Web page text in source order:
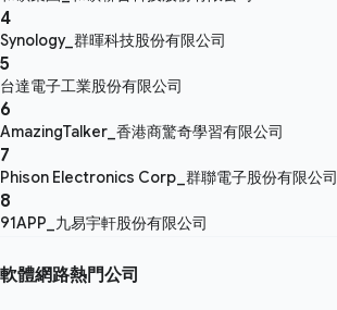
4
Synology_群暉科技股份有限公司
5
台達電子工業股份有限公司
6
AmazingTalker_香港商驚奇學習有限公司
7
Phison Electronics Corp_群聯電子股份有限公司
8
91APP_九易宇軒股份有限公司
軟體網路熱門公司